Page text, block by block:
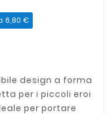
6,80 €
design a forma
per i piccoli eroi
per portare